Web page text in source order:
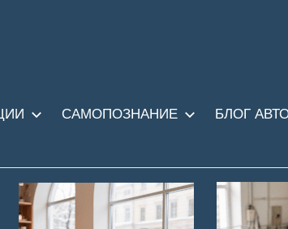
САМОПОЗНАНИЕ БЛОГ